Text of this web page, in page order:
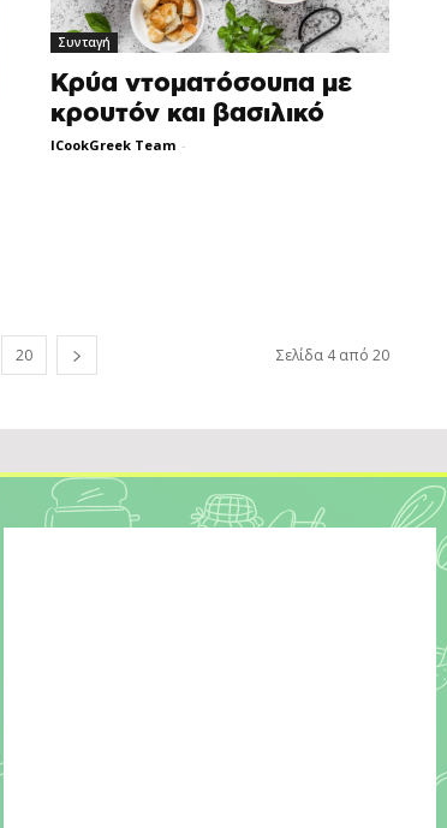
Συνταγή
Κρύα ντοματόσουπα με
κρουτόν και βασιλικό
ICookGreek Team -
20 Σελίδα 4 από 20